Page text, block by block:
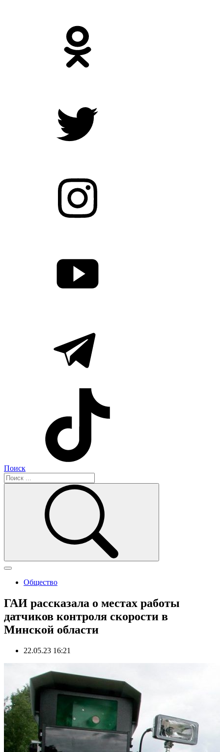
Поиск
Общество
ГАИ рассказала о местах работы
датчиков контроля скорости в
Минской области
22.05.23 16:21